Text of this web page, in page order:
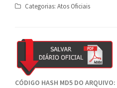
Categorias: Atos Oficiais
CÓDIGO HASH MD5 DO ARQUIVO: